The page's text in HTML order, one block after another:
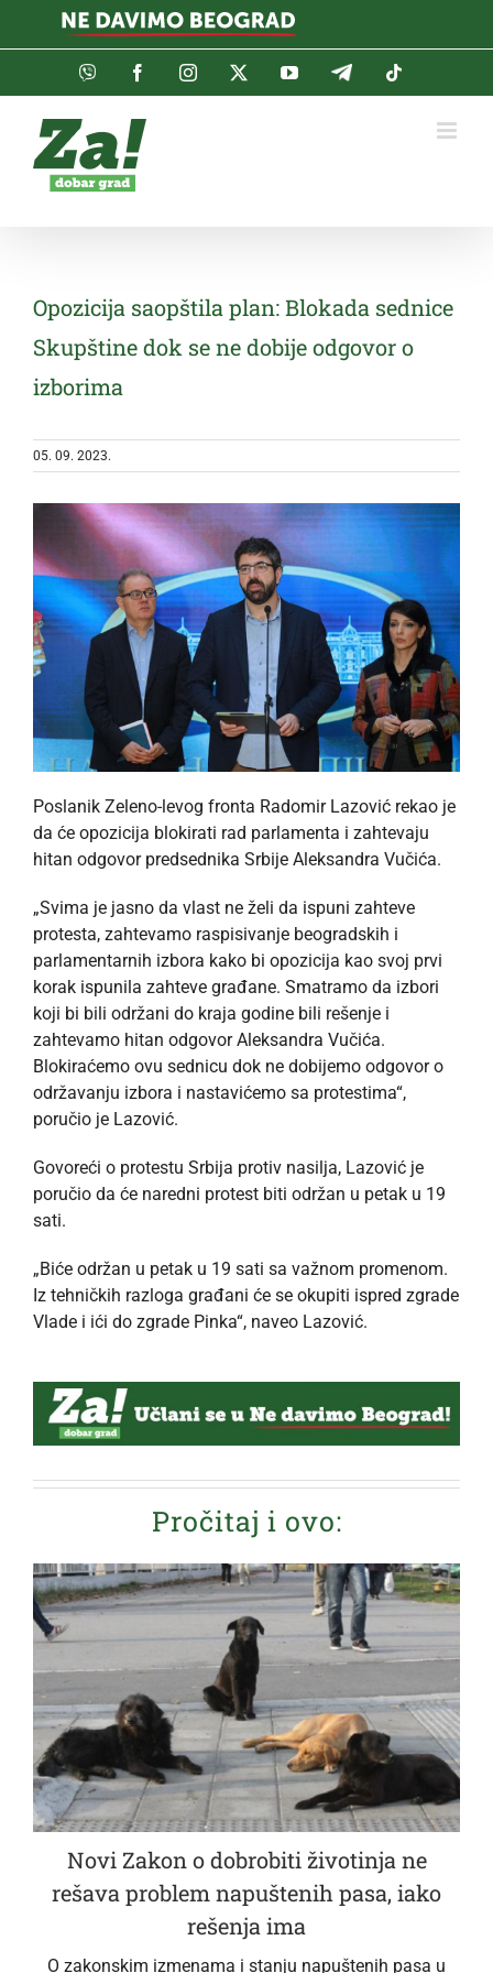
Viber FacebookInstagramTwitterYouTubeTelegram
Opozicija saopštila plan: Blokada sednice
Skupštine dok se ne dobije odgovor o
izborima
05. 09. 2023.
Poslanik Zeleno-levog fronta Radomir Lazović rekao je
da će opozicija blokirati rad parlamenta i zahtevaju
hitan odgovor predsednika Srbije Aleksandra Vučića.
„Svima je jasno da vlast ne želi da ispuni zahteve
protesta, zahtevamo raspisivanje beogradskih i
parlamentarnih izbora kako bi opozicija kao svoj prvi
korak ispunila zahteve građane. Smatramo da izbori
koji bi bili održani do kraja godine bili rešenje i
zahtevamo hitan odgovor Aleksandra Vučića.
Blokiraćemo ovu sednicu dok ne dobijemo odgovor o
održavanju izbora i nastavićemo sa protestima“,
poručio je Lazović.
Govoreći o protestu Srbija protiv nasilja, Lazović je
poručio da će naredni protest biti održan u petak u 19
sati.
„Biće održan u petak u 19 sati sa važnom promenom.
Iz tehničkih razloga građani će se okupiti ispred zgrade
Vlade i ići do zgrade Pinka“, naveo Lazović.
Pročitaj i ovo:
Novi Zakon o dobrobiti životinja ne
rešava problem napuštenih pasa, iako
rešenja ima
O zakonskim izmenama i stanju napuštenih pasa u